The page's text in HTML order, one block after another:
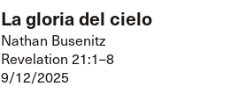
La gloria del cielo
Nathan Busenitz
Revelation 21:1–8
9/12/2025